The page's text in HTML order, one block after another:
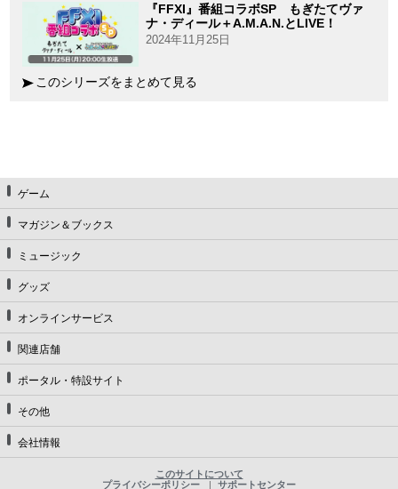
『FFXI』番組コラボSP もぎたてヴァ
ナ・ディール＋A.M.A.N.とLIVE！
2024年11月25日
このシリーズをまとめて見る
ゲーム
マガジン＆ブックス
ミュージック
グッズ
オンラインサービス
関連店舗
ポータル・特設サイト
その他
会社情報
このサイトについて
プライバシーポリシー
サポートセンター